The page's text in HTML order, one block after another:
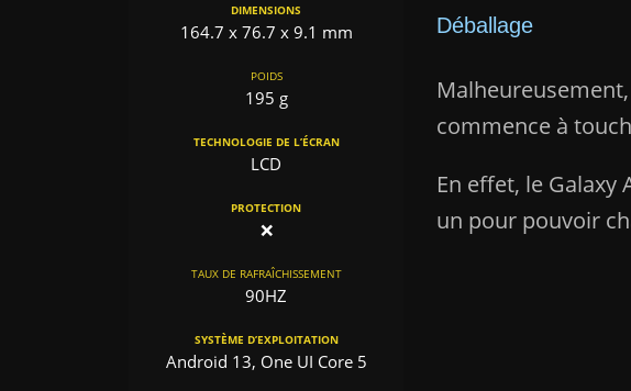
DIMENSIONS
164.7 x 76.7 x 9.1 mm
POIDS
195 g
TECHNOLOGIE DE L’ÉCRAN
LCD
PROTECTION
❌
TAUX DE RAFRAÎCHISSEMENT
90HZ
SYSTÈME D’EXPLOITATION
Android 13, One UI Core 5
Déballage
commence à
En effet, le Galaxy
un pour pouvoir